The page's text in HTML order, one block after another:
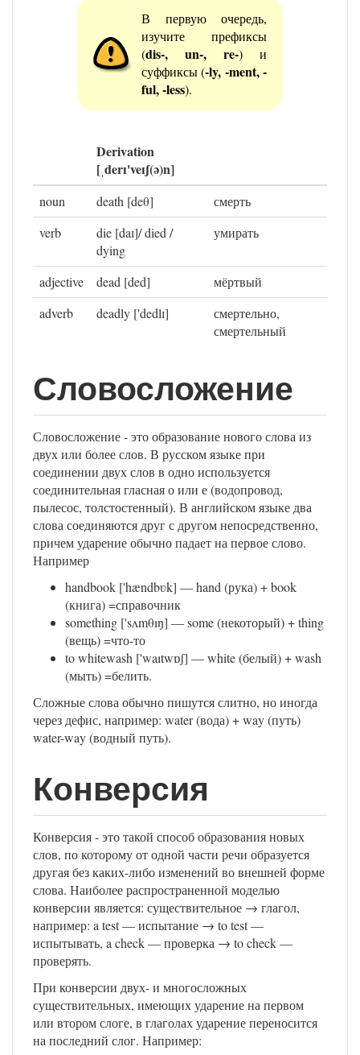
В первую очередь,
изучите префиксы
(dis-, un-, re-) и
суффиксы (-ly, -ment, -
ful, -less).
Derivation
[ˌderɪ'veɪʃ(ə)n]
noun death [deθ]
смерть
verb
die [daɪ]/ died /
dying
умирать
adjective dead [ded]
мёртвый
adverb
deadly ['dedlɪ]
смертельно,
смертельный
Словосложение
Словосложение - это образование нового слова из
двух или более слов. В русском языке при
соединении двух слов в одно используется
соединительная гласная о или е (водопровод,
пылесос, толстостенный). В английском языке два
слова соединяются друг с другом непосредственно,
причем ударение обычно падает на первое слово.
Например
handbook ['hændbʋk] — hand (рука) + book
(книга) =справочник
something ['sʌmθıŋ] — some (некоторый) + thing
(вещь) =что-то
to whitewash ['waıtwɒʃ] — white (белый) + wash
(мыть) =белить.
Сложные слова обычно пишутся слитно, но иногда
через дефис, например: water (вода) + way (путь)
water-way (водный путь).
Конверсия
Конверсия - это такой способ образования новых
слов, по которому от одной части речи образуется
другая без каких-либо изменений во внешней форме
слова. Наиболее распространенной моделью
конверсии является: существительное → глагол,
например: a test — испытание → to test —
испытывать, a check — проверка → to check —
проверять.
При конверсии двух- и многосложных
существительных, имеющих ударение на первом
или втором слоге, в глаголах ударение переносится
на последний слог. Например: